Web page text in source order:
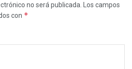
no será publicada.
Los campos
con *